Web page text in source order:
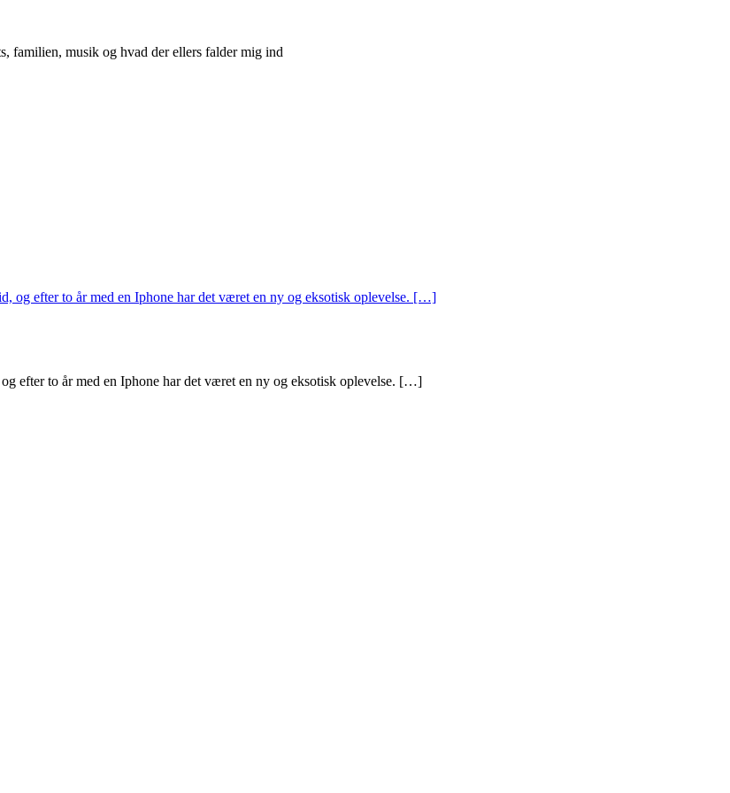
familien, musik og hvad der ellers falder mig ind
efter to år med en Iphone har det været en ny og eksotisk oplevelse. […]